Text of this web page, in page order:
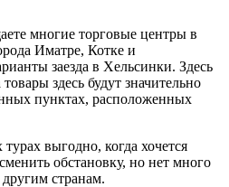
многие торговые центры в
Иматре, Котке и
заезда в Хельсинки. Здесь
здесь будут значительно
пунктах, расположенных
выгодно, когда хочется
обстановку, но нет много
странам.